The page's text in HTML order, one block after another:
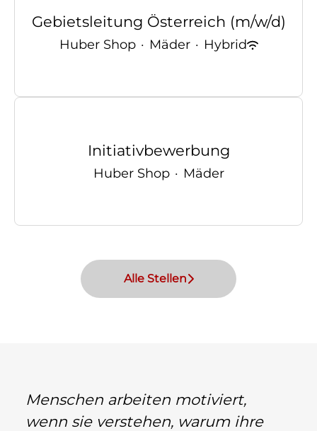
Gebietsleitung Österreich (m/w/d)
Huber Shop · Mäder · Hybrid
Initiativbewerbung
Huber Shop · Mäder
Alle Stellen
Menschen arbeiten motiviert,
wenn sie verstehen, warum ihre